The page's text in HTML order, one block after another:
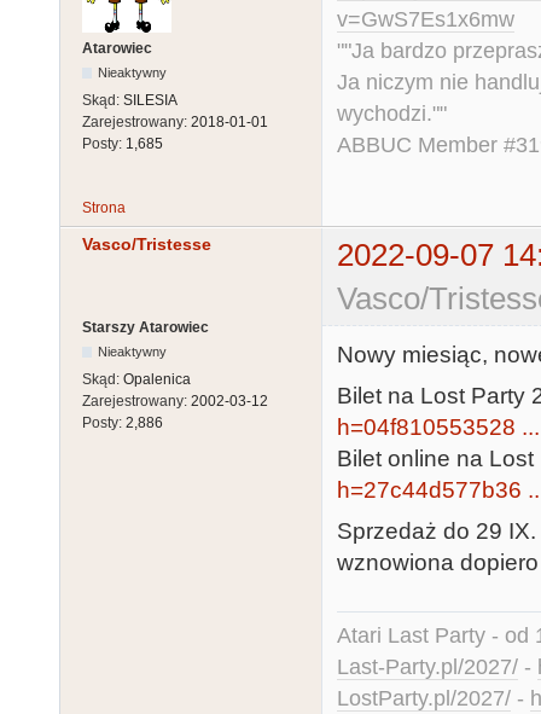
Atarowiec
Nieaktywny
Skąd: SILESIA
Zarejestrowany: 2018-01-01
Posty: 1,685
v=GwS7Es1x6mw
""Ja bardzo
Ja niczym nie
wychodzi.""
ABBUC Member
Strona
Vasco/Tristesse
2022-09-07
Vasco/
Starszy Atarowiec
Nieaktywny
Skąd: Opalenica
Zarejestrowany: 2002-03-12
Posty: 2,886
Nowy miesiąc,
Bilet na Lost Party
h=04f810553528
Bilet online na
h=27c44d577b36
Sprzedaż do 29
wznowiona
Atari Last Party - od
Last-Party.pl/2027/ -
LostParty.pl/2027/ -